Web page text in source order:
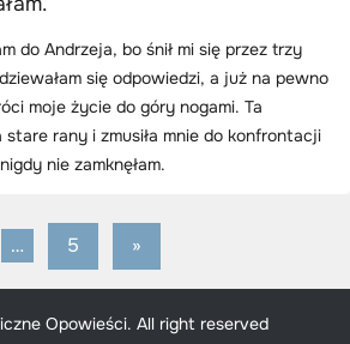
do Andrzeja, bo śnił mi się przez trzy
się odpowiedzi, a już na pewno
moje życie do góry nogami. Ta
rany i zmusiła mnie do konfrontacji
nie zamknęłam.
… 5
Next
»
Opowieści. All right reserved